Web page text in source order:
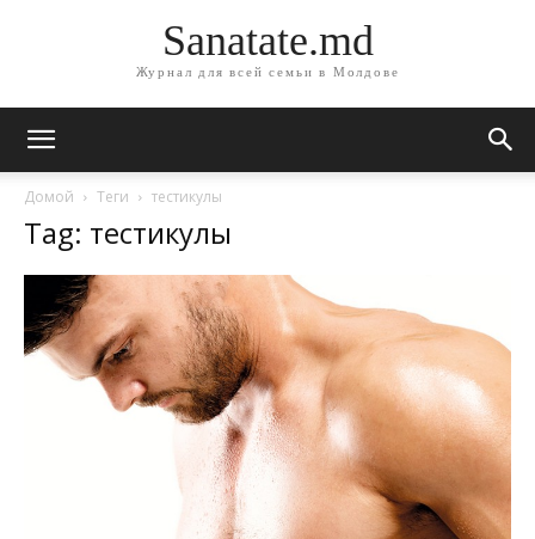
Sanatate.md
Журнал для всей семьи в Молдове
Домой Теги тестикулы
Tag: тестикулы